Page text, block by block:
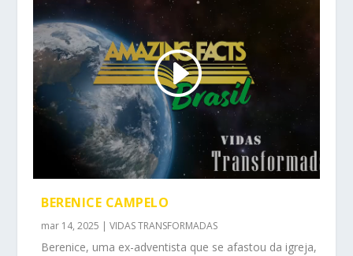
BERENICE CAMPELO
mar 14, 2025 |VIDAS TRANSFORMADAS
Berenice, uma ex-adventista que se afastou da igreja,